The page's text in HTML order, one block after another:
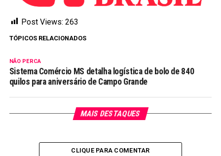
Post Views: 263
TÓPICOS RELACIONADOS
NÃO PERCA
Sistema Comércio MS detalha logística de bolo de 840
quilos para aniversário de Campo Grande
MAIS DESTAQUES
CLIQUE PARA COMENTAR